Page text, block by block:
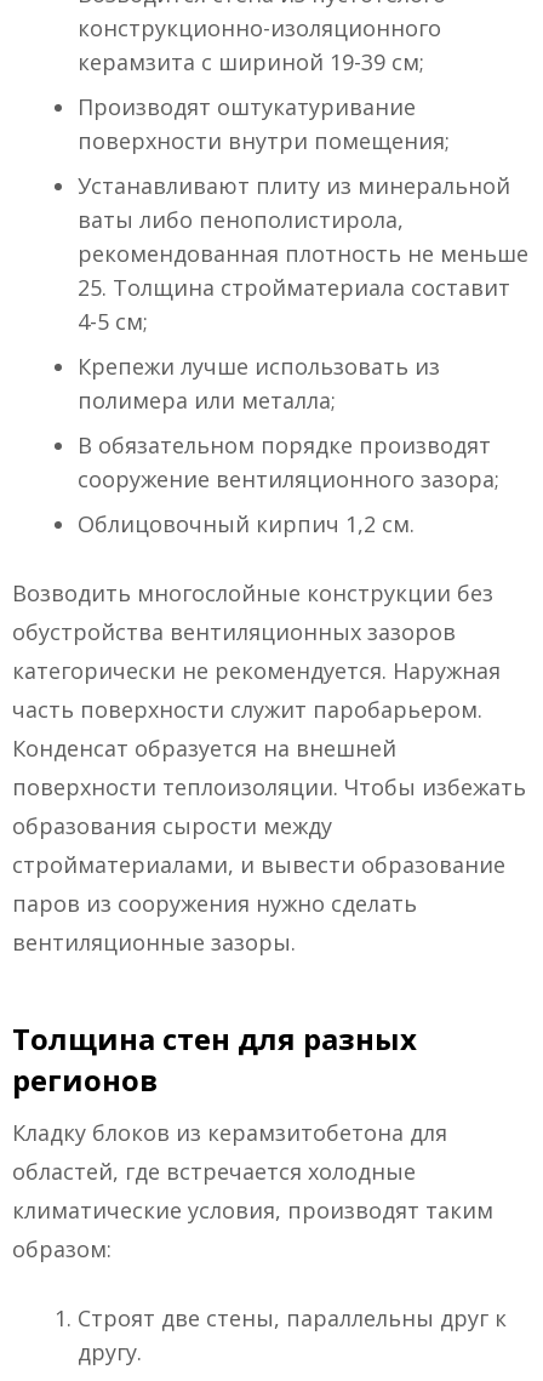
конструкционно-изоляционного
керамзита с шириной 19-39 см;
Производят оштукатуривание
поверхности внутри помещения;
Устанавливают плиту из минеральной
ваты либо пенополистирола,
рекомендованная плотность не меньше
25. Толщина стройматериала составит
4-5 см;
Крепежи лучше использовать из
полимера или металла;
В обязательном порядке производят
сооружение вентиляционного зазора;
Облицовочный кирпич 1,2 см.
Возводить многослойные конструкции без
обустройства вентиляционных зазоров
категорически не рекомендуется. Наружная
часть поверхности служит паробарьером.
Конденсат образуется на внешней
поверхности теплоизоляции. Чтобы избежать
образования сырости между
стройматериалами, и вывести образование
паров из сооружения нужно сделать
вентиляционные зазоры.
Толщина стен для разных
регионов
Кладку блоков из керамзитобетона для
областей, где встречается холодные
климатические условия, производят таким
образом:
Строят две стены, параллельны друг к
другу.